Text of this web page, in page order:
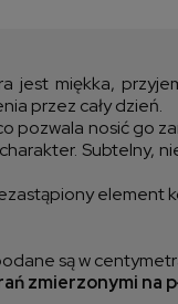
jest miękka,
przez cały dzień.
pozwala nosić go
Subtelny,
element
są w
zmierzonymi na